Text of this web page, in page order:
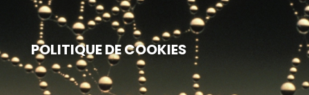
POLITIQUE DE COOKIES